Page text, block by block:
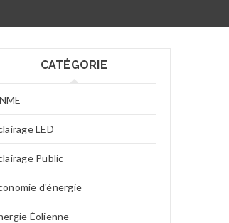
CATÉGORIE
LED
Public
d'énergie
Éolienne